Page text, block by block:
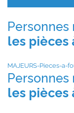
Personnes
les pièces
MAJEURS-Pieces-a-
Personnes
les pièces